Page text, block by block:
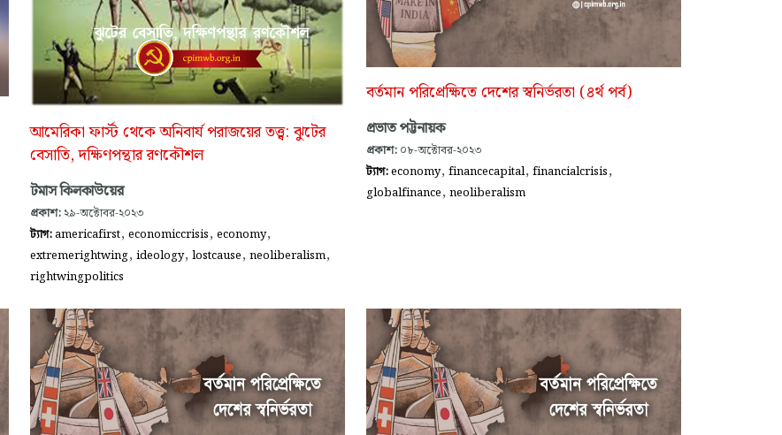
আমেরিকা ফার্স্ট থেকে অনিবার্য পরাজয়ের তত্ত্ব: ঝুটের
বেসাতি, দক্ষিণপন্থার রণকৌশল
টমাস কিলকাউয়ের
প্রকাশ: ২৯-অক্টোবর-২০২৩
ট্যাগ:americafirst, economiccrisis, economy,
extremerightwing, ideology, lostcause, neoliberalism,
rightwingpolitics
বর্তমান পরিপ্রেক্ষিতে দেশের স্বনির্ভরতা (৪র্থ পর্ব)
প্রভাত পট্টনায়ক
প্রকাশ: ০৮-অক্টোবর-২০২৩
ট্যাগ:economy, financecapital, financialcrisis,
globalfinance, neoliberalism